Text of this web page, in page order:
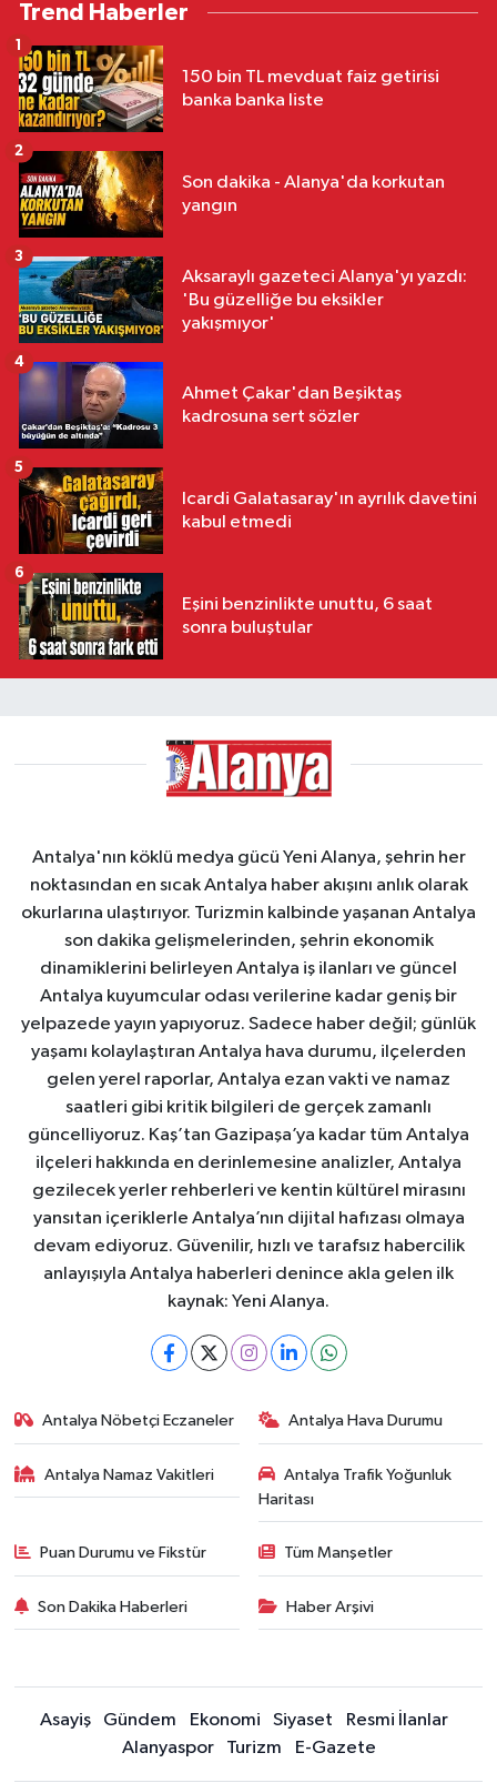
Trend Haberler
150 bin TL mevduat faiz getirisi
banka banka liste
1
Son dakika - Alanya'da korkutan
yangın
2
Aksaraylı gazeteci Alanya'yı yazdı:
'Bu güzelliğe bu eksikler
yakışmıyor'
3
Ahmet Çakar'dan Beşiktaş
kadrosuna sert sözler
4
Icardi Galatasaray'ın ayrılık davetini
kabul etmedi
5
Eşini benzinlikte unuttu, 6 saat
sonra buluştular
6
Antalya'nın köklü medya gücü Yeni Alanya, şehrin her
noktasından en sıcak Antalya haber akışını anlık olarak
okurlarına ulaştırıyor. Turizmin kalbinde yaşanan Antalya
son dakika gelişmelerinden, şehrin ekonomik
dinamiklerini belirleyen Antalya iş ilanları ve güncel
Antalya kuyumcular odası verilerine kadar geniş bir
yelpazede yayın yapıyoruz. Sadece haber değil; günlük
yaşamı kolaylaştıran Antalya hava durumu, ilçelerden
gelen yerel raporlar, Antalya ezan vakti ve namaz
saatleri gibi kritik bilgileri de gerçek zamanlı
güncelliyoruz. Kaş’tan Gazipaşa’ya kadar tüm Antalya
ilçeleri hakkında en derinlemesine analizler, Antalya
gezilecek yerler rehberleri ve kentin kültürel mirasını
yansıtan içeriklerle Antalya’nın dijital hafızası olmaya
devam ediyoruz. Güvenilir, hızlı ve tarafsız habercilik
anlayışıyla Antalya haberleri denince akla gelen ilk
kaynak: Yeni Alanya.
Antalya Nöbetçi Eczaneler Antalya Hava Durumu
Antalya Namaz Vakitleri
Antalya Trafik Yoğunluk
Haritası
Puan Durumu ve Fikstür Tüm Manşetler
Son Dakika Haberleri Haber Arşivi
Asayiş Gündem Ekonomi Siyaset
Resmi İlanlar
Alanyaspor
Turizm E-Gazete